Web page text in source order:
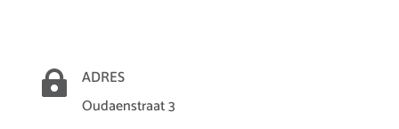
 ADRES
Oudaenstraat 3